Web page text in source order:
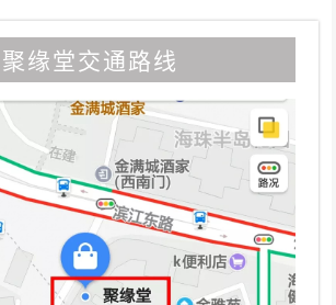
聚缘堂交通路线